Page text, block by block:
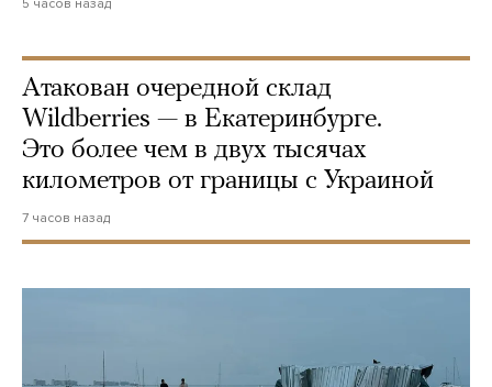
5 часов назад
Атакован очередной склад
Wildberries — в Екатеринбурге.
Это более чем в двух тысячах
километров от границы с Украиной
7 часов назад